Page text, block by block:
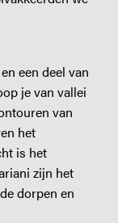
en een deel van
je van vallei
van
het
is het
zijn het
dorpen en